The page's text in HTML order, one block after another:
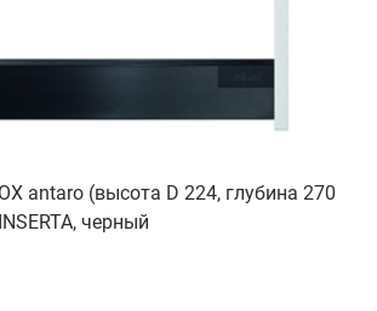
antaro (высота D 224, глубина 270
черный